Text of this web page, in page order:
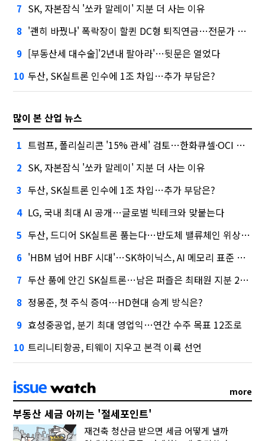
7 SK, 자본잠식 '쏘카 말레이' 지분 더 사는 이유
8 '괜히 바꿨나' 폭락장이 할퀸 DC형 퇴직연금…전문가 조언은
9 [부동산세 대수술]'2년내 팔아라'…뒷문은 열었다
10 두산, SK실트론 인수에 1조 차입…추가 부담은?
많이 본 산업 뉴스
1 트럼프, 폴리실리콘 '15% 관세' 검토…한화큐셀·OCI 영향은?
2 SK, 자본잠식 '쏘카 말레이' 지분 더 사는 이유
3 두산, SK실트론 인수에 1조 차입…추가 부담은?
4 LG, 국내 최대 AI 공개…글로벌 빅테크와 맞붙는다
5 두산, 드디어 SK실트론 품는다…반도체 밸류체인 위상 강화
6 'HBM 넘어 HBF 시대'…SK하이닉스, AI 메모리 표준 선점 나섰다
7 두산 품에 안긴 SK실트론…남은 퍼즐은 최태원 지분 29.4%
8 정몽준, 첫 주식 증여…HD현대 승계 방식은?
9 효성중공업, 분기 최대 영업익…연간 수주 목표 12조로
10 트리니티항공, 티웨이 지우고 본격 이륙 선언
more
부동산 세금 아끼는 '절세포인트'
재건축 청산금 받으면 세금 어떻게 낼까